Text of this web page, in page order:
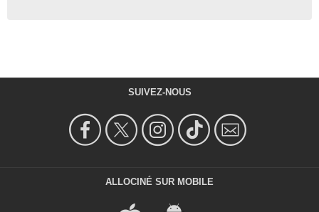
SUIVEZ-NOUS
ALLOCINÉ SUR MOBILE